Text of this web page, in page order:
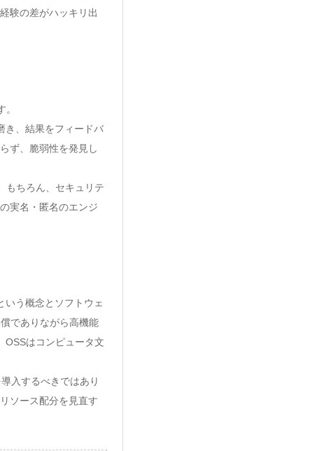
験の差がハッキリ出
き、結果をフィードバ
ず、脆弱性を発見し
もちろん、セキュリテ
実名・匿名のエンジ
う概念とソフトウェ
でありながら高機能
OSSはコンピュータ文
入するべきではあり
ソース配分を見直す